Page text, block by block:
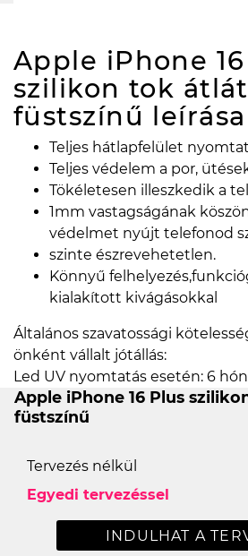
Apple iPhone
szilikon tok
füstszínű leírása
Teljes hátlapfelület
Teljes védelem a por,
Tökéletesen illeszkedik a
1mm vastagságának
védelmet nyújt telefonod
szinte észrevehetetlen.
Könnyű
kialakított kivágásokkal
Általános szavatossági
önként vállalt jótállás:
Led UV nyomtatás esetén: 6
Apple iPhone 16 Plus
füstszínű
Tervezés nélkül
Egyedi tervezéssel
INDULHAT A